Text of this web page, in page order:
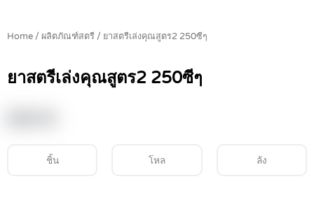
Home / ผลิตภัณฑ์สตรี / ยาสตรีเล่งคุณสูตร2 250ซีๆ
ยาสตรีเล่งคุณสูตร2 250ซีๆ
ชิ้น โหล ลัง